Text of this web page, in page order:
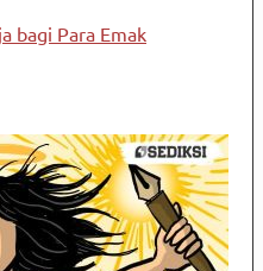
bagi Para Emak